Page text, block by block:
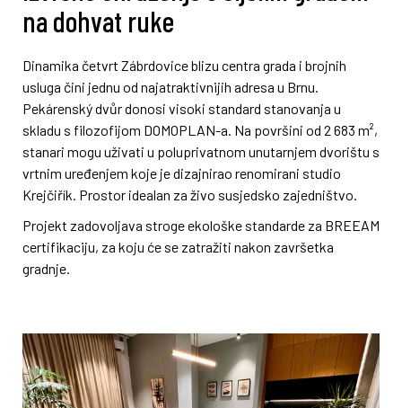
na dohvat ruke
Dinamika četvrt Zábrdovice blizu centra grada i brojnih
usluga čini jednu od najatraktivnijih adresa u Brnu.
Pekárenský dvůr donosi visoki standard stanovanja u
skladu s filozofijom DOMOPLAN-a. Na površini od 2 683 m²,
stanari mogu uživati u poluprivatnom unutarnjem dvorištu s
vrtnim uređenjem koje je dizajnirao renomirani studio
Krejčiřík. Prostor idealan za živo susjedsko zajedništvo.
Projekt zadovoljava stroge ekološke standarde za BREEAM
certifikaciju, za koju će se zatražiti nakon završetka
gradnje.